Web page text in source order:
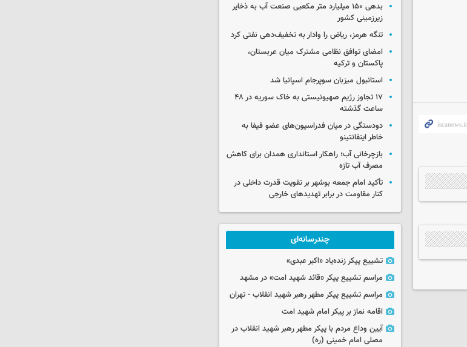
بدهی ۱۵۰ میلیارد متر مکعبی صنعت آب به ذخایر
زیرزمینی کشور
تنگه هرمز، ریاض را وادار به تخفیف‌دهی نفتی کرد
امضای توافق نظامی مشترک میان عربستان،
پاکستان و ترکیه
استانبول میزبان سوپرجام اسپانیا شد
۱۷ تجاوز رژیم صهیونیستی به خاک سوریه در ۴۸
ساعت گذشته
دودستگی در میان فدراسیون‌های عضو فیفا به
خاطر اینفانتینو
بازچرخانی آب؛ راهکار استانداری همدان برای کاهش
مصرف آب تازه
تأکید امام جمعه بوشهر بر تقویت قدرت داخلی در
کنار مقاومت در برابر تهدیدهای خارجی
چندرسانه‌ای
تشییع پیکر زنده‌یاد «اکبر عبدی»
مراسم تشییع پیکر «قائد شهید امت» در مشهد
مراسم تشییع پیکر مطهر رهبر شهید انقلاب - تهران
اقامه نماز بر پیکر امام شهید امت
آیین وداع مردم با پیکر مطهر رهبر شهید انقلاب در
مصلی امام خمینی (ره)